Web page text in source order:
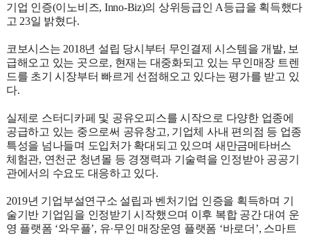
기업 인증(이노비즈, Inno-Biz)의 상위등급인 A등급을 획득했다
고 23일 밝혔다.
코보시스는 2018년 설립 당시부터 무인결제 시스템을 개발, 보
급해오고 있는 곳으로, 현재는 대중화되고 있는 무인매장 트렌
드를 초기 시장부터 빠르게 선점해오고 있다는 평가를 받고 있
다.
실제로 스터디카페 및 공유오피스를 시작으로 다양한 업종에
공급하고 있는 중으로써 공유창고, 기업체 사내 편의점 등 업종
특성을 넘나들며 도입처가 확대되고 있으며 새만금메타버스
체험관, 연천군 청년몰 등 경쟁력과 기술력을 인정받아 공공기
관에서의 수요도 대응하고 있다.
2019년 기업부설연구소 설립과 벤처기업 인증을 획득하며 기
술기반 기업임을 인정받기 시작했으며 이후 복합 공간 대여 운
영 플랫폼 ‘와우플’, 유·무인 매장운영 플랫폼 ‘바로더’, 스마트